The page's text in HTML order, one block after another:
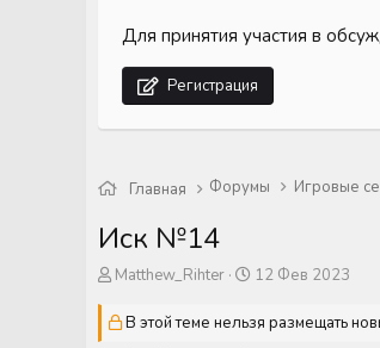
Для принятия участия в
Регистрация
Главная Форумы Игровые
Иск №14
А
т
Matthew_Rihter
Д
т
12 Фев 2023
В этой теме нельзя размещать